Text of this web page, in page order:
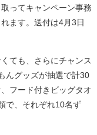
ってキャンペーン事務
ます。送付は4月3日
ても、さらにチャンス
んグッズが抽選で計30
フード付きビッグタオ
で、それぞれ10名ず